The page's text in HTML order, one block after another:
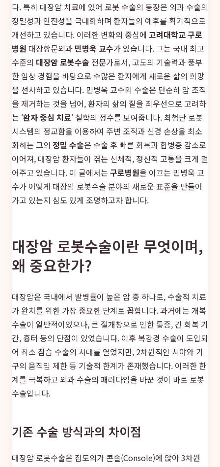
다. 특히 대장암 치료에 있어 로봇 수술의 등장은 외과 수술의
정밀성과 안전성을 극대화하며 환자들의 예후를 획기적으로
개선하고 있습니다. 이러한 변화의 중심에 고려대학교 구로
병원 대장항문외과 민병욱 교수가 있습니다. 그는 국내 최고
수준의 대장암 로봇수술 전문가로서, 고도의 기술력과 풍부
한 임상 경험을 바탕으로 수많은 환자에게 새로운 삶의 희망
을 선사하고 있습니다. 민병욱 교수의 수술은 단순히 암 조직
을 제거하는 것을 넘어, 환자의 삶의 질을 최우선으로 고려하
는 '환자 중심 치료' 철학의 정수를 보여줍니다. 최첨단 로봇
시스템의 정교함을 이용하여 주변 조직과 신경 손상을 최소
화하는 그의 정밀 수술은 수술 후 빠른 회복과 합병증 감소로
이어져, 대장암 환자들이 겪는 신체적, 정신적 고통을 크게 덜
어주고 있습니다. 이 글에서는 구로병원을 이끄는 민병욱 교
수가 어떻게 대장암 로봇수술 분야의 새로운 표준을 만들어
가고 있는지 심도 있게 조명하고자 합니다.
대장암 로봇수술이란 무엇이며,
왜 중요한가?
대장암은 국내에서 발병률이 높은 암 중 하나로, 수술적 치료
가 완치를 위한 가장 중요한 단계로 꼽힙니다. 과거에는 개복
수술이 일반적이었으나, 큰 절개창으로 인한 통증, 긴 회복 기
간, 흉터 등의 단점이 있었습니다. 이후 복강경 수술이 도입되
어 최소 침습 수술의 시대를 열었지만, 2차원적인 시야와 기
구의 움직임 제한 등 기술적 한계가 존재했습니다. 이러한 한
계를 극복하고 외과 수술의 패러다임을 바꾼 것이 바로 로봇
수술입니다.
기존 수술 방식과의 차이점
대장암 로봇수술은 집도의가 콘솔(Console)에 앉아 3차원